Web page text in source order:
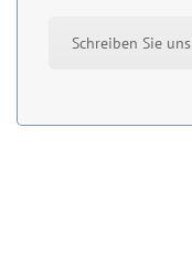
Schreiben Sie uns